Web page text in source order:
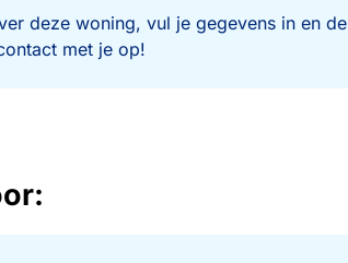
deze woning, vul je gegevens in en de
met je op!